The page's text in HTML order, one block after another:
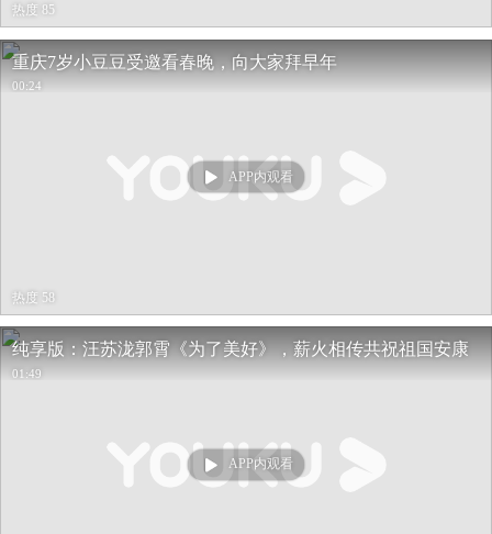
热度 85
重庆7岁小豆豆受邀看春晚，向大家拜早年
00:24
APP内观看
热度 58
纯享版：汪苏泷郭霄《为了美好》，薪火相传共祝祖国安康
01:49
APP内观看